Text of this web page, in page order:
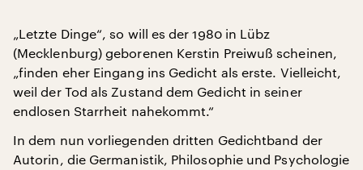
„Letzte Dinge“, so will es der 1980 in Lübz
(Mecklenburg) geborenen Kerstin Preiwuß scheinen,
„finden eher Eingang ins Gedicht als erste. Vielleicht,
weil der Tod als Zustand dem Gedicht in seiner
endlosen Starrheit nahekommt.“
In dem nun vorliegenden dritten Gedichtband der
Autorin, die Germanistik, Philosophie und Psychologie